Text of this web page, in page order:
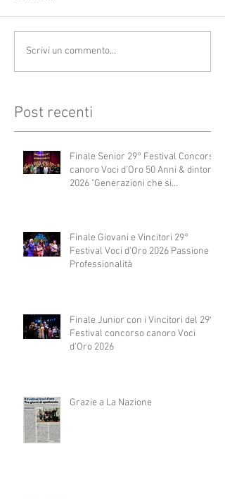
Scrivi un commento...
Post recenti
Finale Senior 29° Festival Concorso
canoro Voci d'Oro 50 Anni & dintorni
2026 "Generazioni che si
Finale Giovani e Vincitori 29°
Festival Voci d'Oro 2026 Passione e
Professionalità
Finale Junior con i Vincitori del 29°
Festival concorso canoro Voci
d'Oro 2026
Grazie a La Nazione